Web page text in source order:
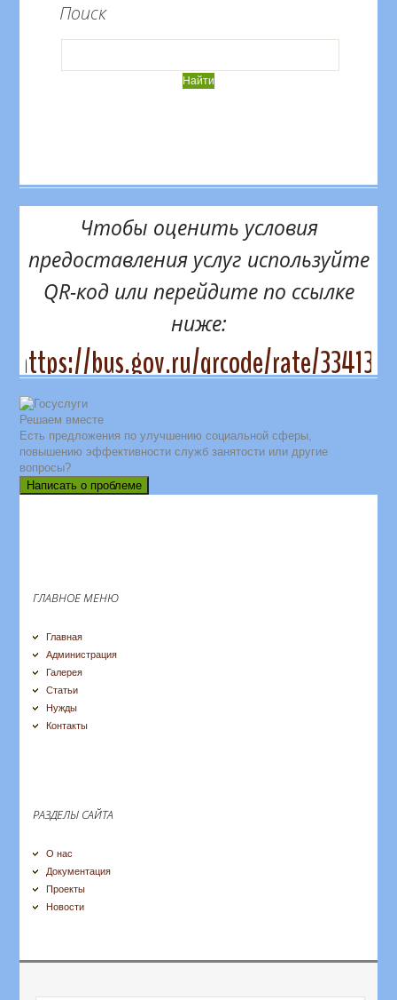
Поиск
Чтобы оценить условия
предоставления услуг используйте
QR-код или перейдите по ссылке
ниже:
https://bus.gov.ru/qrcode/rate/334131
Решаем вместе
Есть предложения по улучшению социальной сферы,
повышению эффективности служб занятости или другие
вопросы?
Написать о проблеме
ГЛАВНОЕ МЕНЮ
Главная
Администрация
Галерея
Статьи
Нужды
Контакты
РАЗДЕЛЫ САЙТА
О нас
Документация
Проекты
Новости